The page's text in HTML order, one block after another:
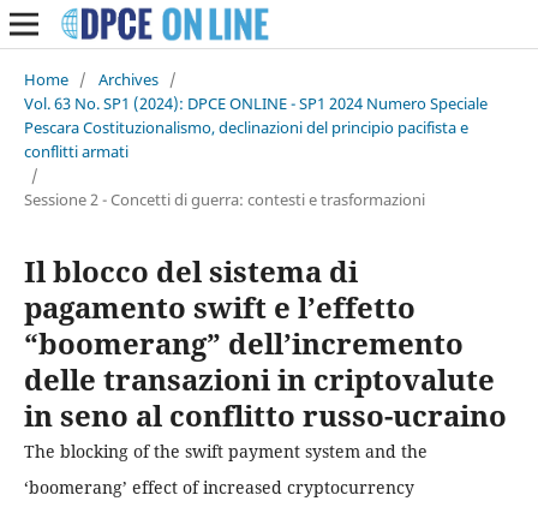
Home / Archives /
Vol. 63 No. SP1 (2024): DPCE ONLINE - SP1 2024 Numero Speciale
Pescara Costituzionalismo, declinazioni del principio pacifista e
conflitti armati
/
Sessione 2 - Concetti di guerra: contesti e trasformazioni
Il blocco del sistema di
pagamento swift e l’effetto
“boomerang” dell’incremento
delle transazioni in criptovalute
in seno al conflitto russo-ucraino
The blocking of the swift payment system and the
‘boomerang’ effect of increased cryptocurrency